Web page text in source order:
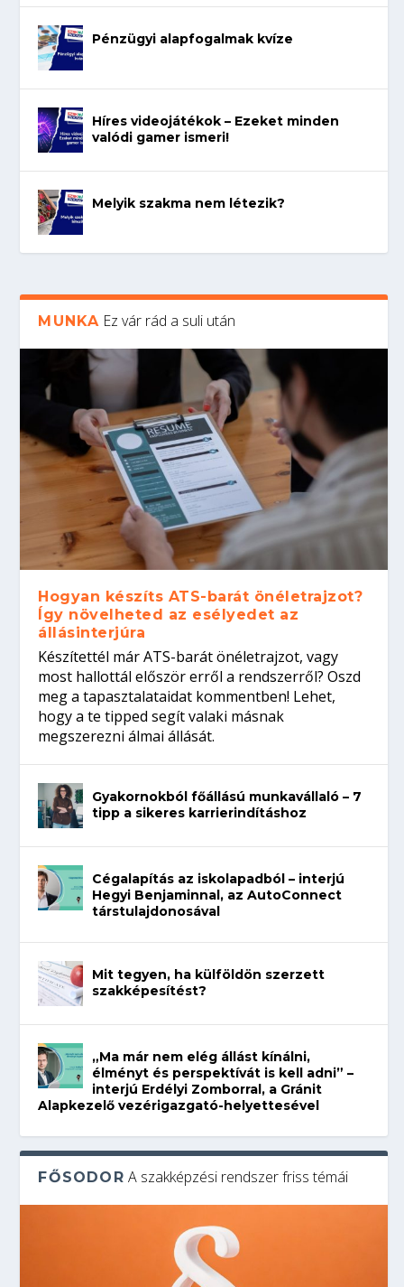
Pénzügyi alapfogalmak kvíze
Híres videojátékok – Ezeket minden
valódi gamer ismeri!
Melyik szakma nem létezik?
MUNKA Ez vár rád a suli után
Hogyan készíts ATS-barát önéletrajzot?
Így növelheted az esélyedet az
állásinterjúra
Készítettél már ATS-barát önéletrajzot, vagy
most hallottál először erről a rendszerről? Oszd
meg a tapasztalataidat kommentben! Lehet,
hogy a te tipped segít valaki másnak
megszerezni álmai állását.
Gyakornokból főállású munkavállaló – 7
tipp a sikeres karrierindításhoz
Cégalapítás az iskolapadból – interjú
Hegyi Benjaminnal, az AutoConnect
társtulajdonosával
Mit tegyen, ha külföldön szerzett
szakképesítést?
„Ma már nem elég állást kínálni,
élményt és perspektívát is kell adni” –
interjú Erdélyi Zomborral, a Gránit
Alapkezelő vezérigazgató-helyettesével
FŐSODOR A szakképzési rendszer friss témái